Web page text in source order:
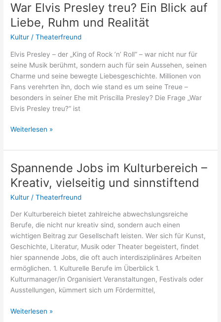
Gesichter
einer
Ära
War Elvis Presley treu? Ein Blick auf
Liebe, Ruhm und Realität
Kultur /Theaterfreund
Elvis Presley – der „King of Rock ’n’ Roll“ – war nicht nur für
seine Musik berühmt, sondern auch für sein Aussehen, seinen
Charme und seine bewegte Liebesgeschichte. Millionen von
Fans verehrten ihn, doch wie stand es um seine Treue –
besonders in seiner Ehe mit Priscilla Presley? Die Frage „War
Elvis Presley treu?“ ist
War
Presley
Ein
Blick
auf
Ruhm
und
Realität
Weiterlesen »
Spannende Jobs im Kulturbereich –
Kreativ, vielseitig und sinnstiftend
Kultur /Theaterfreund
Der Kulturbereich bietet zahlreiche abwechslungsreiche
Berufe, die nicht nur kreativ sind, sondern auch einen
wichtigen Beitrag zur Gesellschaft leisten. Wer sich für Kunst,
Geschichte, Literatur, Musik oder Theater begeistert, findet
hier spannende Jobs, die oft auch interdisziplinäres Arbeiten
ermöglichen. 1. Kulturelle Berufe im Überblick 1.
Kulturmanager/in Organisiert Veranstaltungen, Festivals oder
Ausstellungen, kümmert sich um Fördermittel,
Spannende
Weiterlesen »